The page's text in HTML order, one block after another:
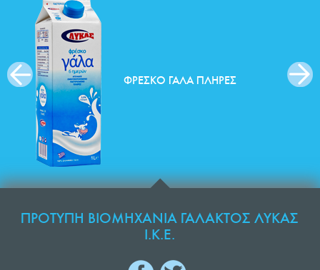
ΦΡΈΣΚΟ ΓΆΛΑ ΠΛΉΡΕΣ
ΠΡΟΤΥΠΗ ΒΙΟΜΗΧΑΝΙΑ ΓΑΛΑΚΤΟΣ ΛΥΚΑΣ
Ι.Κ.Ε.